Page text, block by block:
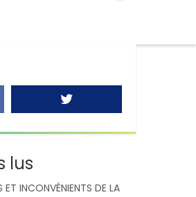
lus
ET INCONVÉNIENTS DE LA